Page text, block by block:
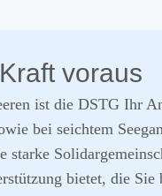
voraus
ist die DSTG Ihr
bei seichtem
bietet, die Sie